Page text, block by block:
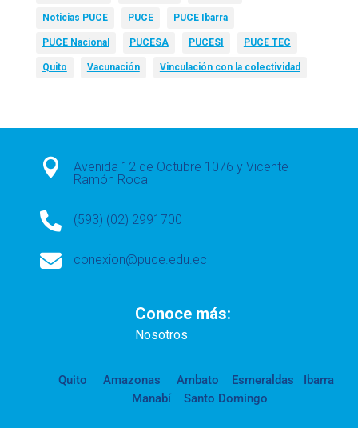
Noticias PUCE PUCE PUCE Ibarra
PUCE Nacional PUCESA PUCESI PUCE TEC
Quito Vacunación Vinculación con la colectividad

Avenida 12 de Octubre 1076 y Vicente
Ramón Roca
 (593) (02) 2991700
 conexion@puce.edu.ec
Conoce más:
Nosotros
Quito Amazonas Ambato Esmeraldas
Ibarra
Manabí
Santo Domingo